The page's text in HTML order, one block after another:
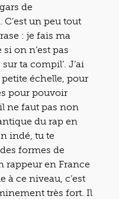
de
un peu tout
: je fais ma
on n’est pas
ta compil’. J’ai
échelle, pour
pour pouvoir
ne faut pas non
du rap en
indé, tu te
formes de
rappeur en France
à ce niveau, c’est
très fort. Il